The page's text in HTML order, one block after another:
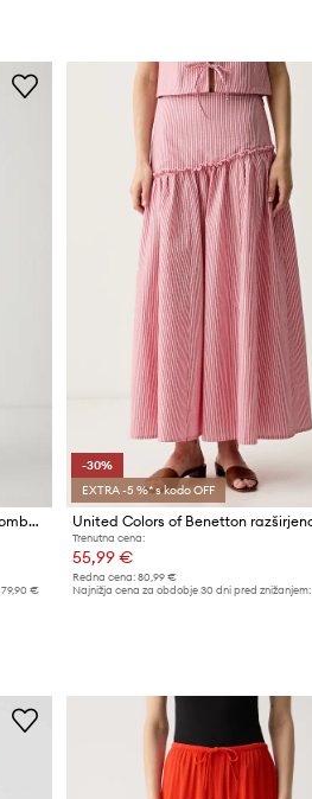
United Colors of Benetton obleka bombažna
79,90 €
-30%
EXTRA -5 %* s kodo OFF
Trenutna cena:
55,99 €
Redna cena: 80,99 €
Najnižja cena za obdobje 30 dni pred znižanjem: